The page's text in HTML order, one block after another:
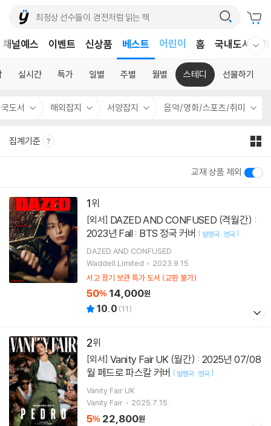
채널예스 이벤트 신상품 베스트
어린이
어린이
홈 국내도서
실시간 특가 일별 주별 월별 스테디 선물하기
도서 해외잡지 서양잡지 음악/영화/스포츠/취미
집계기준
교재 상품 제외
1
[외서]
2023년 Fall : BTS 정국 커버 [ 발행국 : 영국]
DAZED AND CONFUSED
Waddell Limited
2023.9.15.
서고 장기 보관 특가 도서 (교환 불가)
50% 14,000원
10.0 (11)
2
[외서]
월 페드로 파스칼 커버 [ 발행국 : 영국]
Vanity Fair UK
Vanity Fair
2025.7.15.
5% 22,800원